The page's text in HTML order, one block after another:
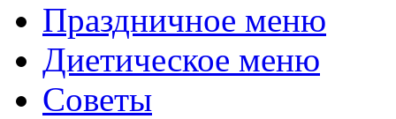
Праздничное меню
Диетическое меню
Советы